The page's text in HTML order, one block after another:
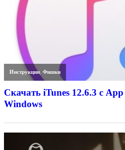
Инструкции,Фишки
Скачать iTunes 12.6.3 с
Windows